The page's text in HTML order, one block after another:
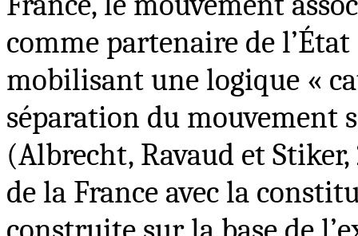
comme partenaire de
mobilisant une logique «
séparation du mouvement
(Albrecht, Ravaud et
de la France avec la